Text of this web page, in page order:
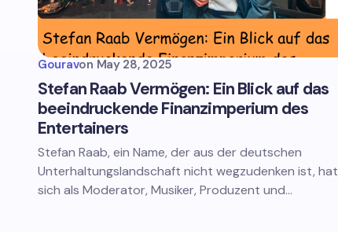
Gouravon May 28, 2025
Stefan Raab Vermögen: Ein Blick auf das
beeindruckende Finanzimperium des
Entertainers
Stefan Raab, ein Name, der aus der deutschen
Unterhaltungslandschaft nicht wegzudenken ist, hat
sich als Moderator, Musiker, Produzent und…